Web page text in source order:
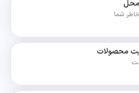
محل
شما
محصولات